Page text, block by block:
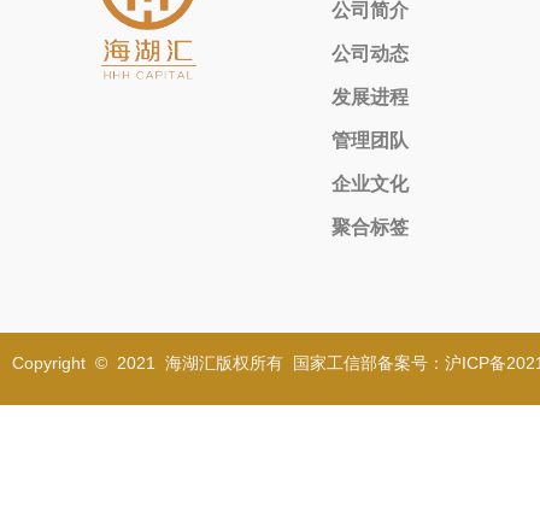
公司简介
公司动态
发展进程
管理团队
企业文化
聚合标签
Copyright © 2021 海湖汇版权所有 国家工信部备案号：沪ICP备